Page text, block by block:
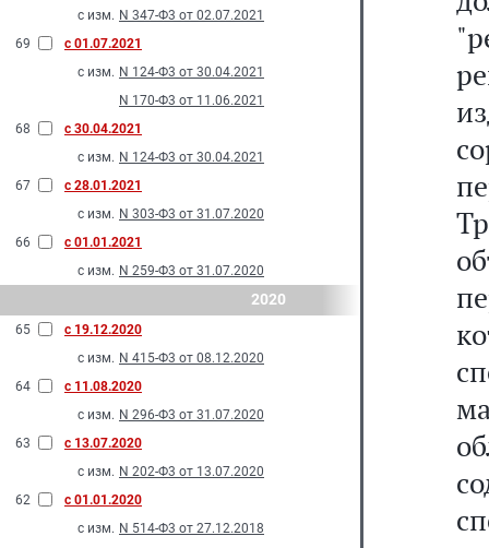
с изм. N 347-Ф3 от 02.07.2021
69
с 01.07.2021
с изм. N 124-Ф3 от 30.04.2021
N 170-Ф3 от 11.06.2021
68
с 30.04.2021
с изм. N 124-Ф3 от 30.04.2021
67
с 28.01.2021
с изм. N 303-Ф3 от 31.07.2020
66
с 01.01.2021
с изм. N 259-Ф3 от 31.07.2020
2020
65
с 19.12.2020
с изм. N 415-Ф3 от 08.12.2020
64
с 11.08.2020
с изм. N 296-Ф3 от 31.07.2020
63
с 13.07.2020
с изм. N 202-Ф3 от 13.07.2020
62
с 01.01.2020
с изм. N 514-Ф3 от 27.12.2018